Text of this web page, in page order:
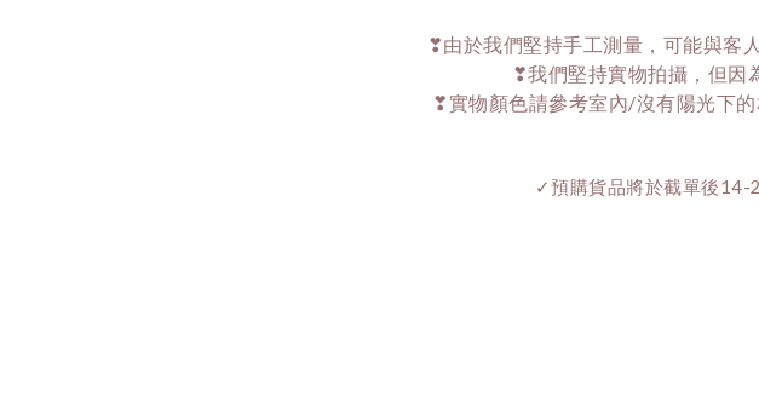
❣由於我們堅持手工測量，可能與客
❣我們堅持實物拍攝，但因
❣實物顏色請參考室內/沒有陽光下
✓預購貨品將於截單後14-